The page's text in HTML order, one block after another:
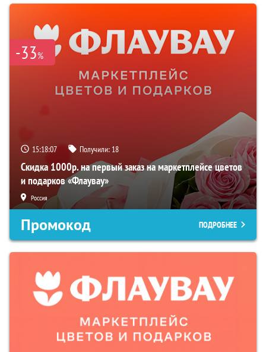
-33%
15:18:06 Получили: 18
Скидка 1000р. на первый заказ на маркетплейсе цветов
и подарков «Флаувау»
Россия
Промокод ПОДРОБНЕЕ